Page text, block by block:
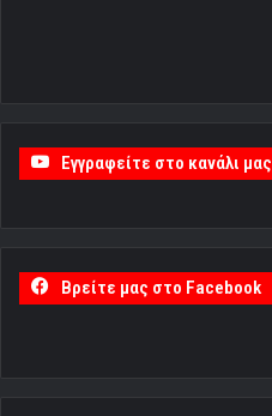
Εγγραφείτε στο κανάλι μας
Βρείτε μας στο Facebook